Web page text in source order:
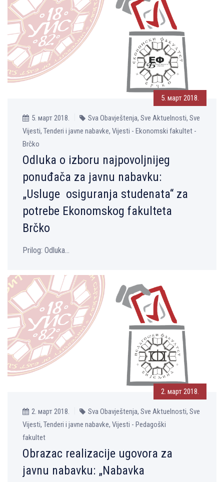
5. март 2018.
5. март 2018.
Sva Obavještenja, Sve Aktuelnosti, Sve
Vijesti, Tenderi i javne nabavke, Vijesti - Ekonomski fakultet -
Brčko
Odluka o izboru najpovolјnijeg
ponuđača za javnu nabavku:
„Usluge osiguranja studenata“ za
potrebe Ekonomskog fakulteta
Brčko
Prilog: Оdluka...
2. март 2018.
2. март 2018.
Sva Obavještenja, Sve Aktuelnosti, Sve
Vijesti, Tenderi i javne nabavke, Vijesti - Pedagoški
fakultet
Obrazac realizacije ugovora za
javnu nabavku: „Nabavka